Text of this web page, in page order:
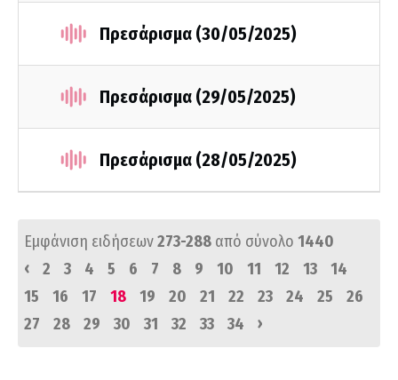
Πρεσάρισμα (30/05/2025)
Πρεσάρισμα (29/05/2025)
Πρεσάρισμα (28/05/2025)
Εμφάνιση ειδήσεων273-288 από σύνολο 1440
‹
2 3 4 5 6 7 8 9 10 11 12 13
14
15
16 17 18 19 20 21 22 23 24 25
26
27
28 29 30 31 32 33 34 ›